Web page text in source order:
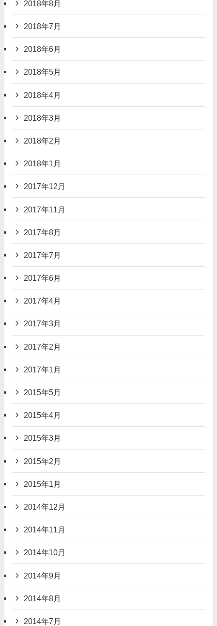
2018年8月
2018年7月
2018年6月
2018年5月
2018年4月
2018年3月
2018年2月
2018年1月
2017年12月
2017年11月
2017年8月
2017年7月
2017年6月
2017年4月
2017年3月
2017年2月
2017年1月
2015年5月
2015年4月
2015年3月
2015年2月
2015年1月
2014年12月
2014年11月
2014年10月
2014年9月
2014年8月
2014年7月